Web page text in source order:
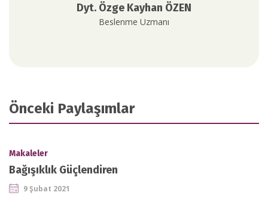
Dyt. Özge Kayhan ÖZEN
Beslenme Uzmanı
Önceki Paylaşımlar
Makaleler
Bağışıklık Güçlendiren
9 Şubat 2021